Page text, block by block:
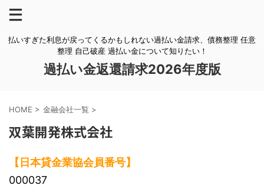
払いすぎた利息が戻ってくるかもしれない過払い金請求、債務整理 任意
整理 自己破産 過払い金について知りたい！
過払い金返還請求2026年度版
HOME > 金融会社一覧 >
双葉開発株式会社
【日本貸金業協会員番号】
000037